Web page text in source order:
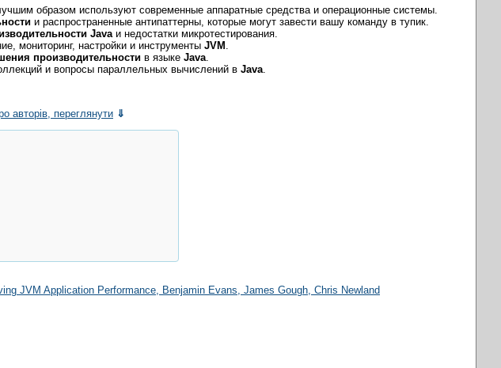
образом используют современные аппаратные средства и операционные системы.
и распространенные антипаттерны, которые могут завести вашу команду в тупик.
Javaи недостатки микротестирования.
мониторинг, настройки и инструменты JVM .
производительности в языке Java.
и вопросы параллельных вычислений в Java.
авторів, переглянути ⇓
JVM Application Performance, Benjamin Evans, James Gough, Chris Newland